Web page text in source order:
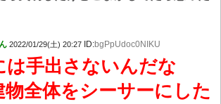
2022/01/29(土) 20:27 ID:bgPpUdoc0NIKU
は手出さないんだな
全体をシーサーにした